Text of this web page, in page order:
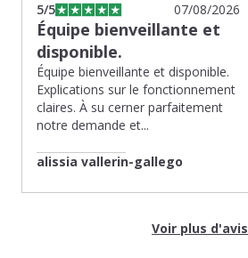
5/5 07/08/2026
Équipe bienveillante et
disponible.
Équipe bienveillante et disponible.
Explications sur le fonctionnement
claires. À su cerner parfaitement
notre demande et...
alissia vallerin-gallego
Voir plus d'avis